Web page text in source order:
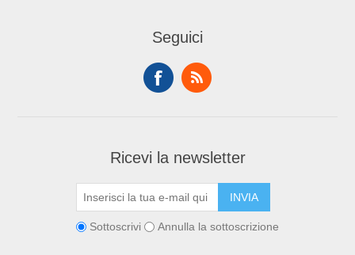
Seguici
Ricevi la newsletter
Sottoscrivi Annulla la sottoscrizione